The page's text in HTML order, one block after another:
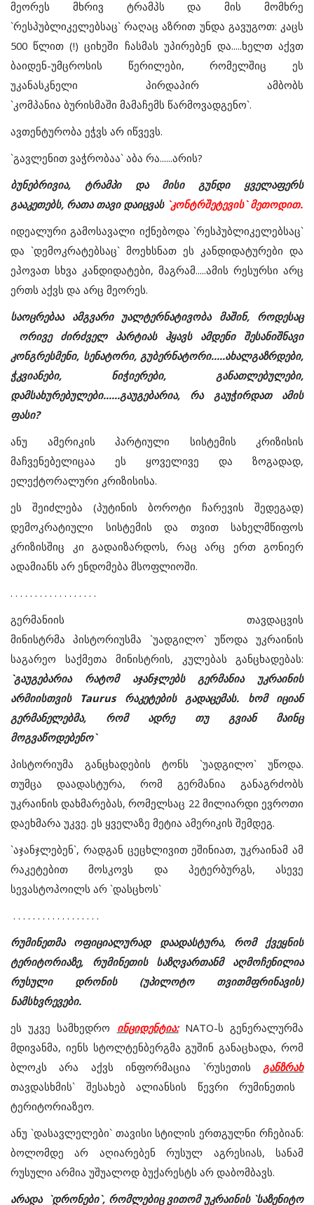
მეორეს მხრივ ტრამპს და მის მომხრე
`რესპუბლიკელებსაც` რაღაც აზრით უნდა გავუგოთ: კაცს
500 წლით (!) ციხეში ჩასმას უპირებენ და.....ხელთ აქვთ
ბაიდენ-უმცროსის წერილები, რომელშიც ეს
უკანასკნელი პირდაპირ ამბობს
`კომპანია ბურისმაში მამაჩემს წარმოვადგენო`.
ავთენტურობა ეჭვს არ იწვევს.
`გავლენით ვაჭრობაა` აბა რა......არის?
ბუნებრივია, ტრამპი და მისი გუნდი ყველაფერს
გააკეთებს, რათა თავი დაიცვას `კონტრშეტევის` მეთოდით.
იდეალური გამოსავალი იქნებოდა `რესპუბლიკელებსაც`
და `დემოკრატებსაც` მოეხსნათ ეს კანდიდატურები და
ეპოვათ სხვა კანდიდატები, მაგრამ.....ამის რესურსი არც
ერთს აქვს და არც მეორეს.
საოცრებაა ამგვარი უალტერნატივობა მაშინ, როდესაც
ორივე ძირძველ პარტიას ჰყავს ამდენი შესანიშნავი
კონგრესმენი, სენატორი, გუბერნატორი.....ახალგაზრდები,
ჭკვიანები, ნიჭიერები, განათლებულები,
დამსახურებულები......გაუგებარია, რა გაუჭირდათ ამის
ფასი?
ანუ ამერიკის პარტიული სისტემის კრიზისის
მაჩვენებელიცაა ეს ყოველივე და ზოგადად,
ელექტორალური კრიზისისა.
ეს შეიძლება (პუტინის ბოროტი ჩარევის შედეგად)
დემოკრატიული სისტემის და თვით სახელმწიფოს
კრიზისშიც კი გადაიზარდოს, რაც არც ერთ გონიერ
ადამიანს არ ენდომება მსოფლიოში.
. . . . . . . . . . . . . . . . . .
გერმანიის თავდაცვის
მინისტრმა პისტორიუსმა `უადგილო` უწოდა უკრაინის
საგარეო საქმეთა მინისტრის, კულებას განცხადებას:
`გაუგებარია რატომ აჯანჯლებს გერმანია უკრაინის
არმიისთვის Taurus რაკეტების გადაცემას. ხომ იციან
გერმანელებმა, რომ ადრე თუ გვიან მაინც
მოგვაწოდებენო`
პისტორიუმა განცხადების ტონს `უადგილო` უწოდა.
თუმცა დაადასტურა, რომ გერმანია განაგრძობს
უკრაინის დახმარებას, რომელსაც 22 მილიარდი ევროთი
დაეხმარა უკვე. ეს ყველაზე მეტია ამერიკის შემდეგ.
`აჯანჯლებენ`, რადგან ცეცხლივით ეშინიათ, უკრაინამ ამ
რაკეტებით მოსკოვს და პეტერბურგს, ასევე
სევასტოპოილს არ `დასცხოს`
. . . . . . . . . . . . . . . . . .
რუმინეთმა ოფიციალურად დაადასტურა, რომ ქვეყნის
ტერიტორიაზე, რუმინეთის საზღვართანმ აღმოჩენილია
რუსული დრონის (უპილოტო თვითმფრინავის)
ნამსხვრევები.
ეს უკვე სამხედრო ინციდენტია:NATO-ს გენერალურმა
მდივანმა, იენს სტოლტენბერგმა გუშინ განაცხადა, რომ
ბლოკს არა აქვს ინფორმაცია `რუსეთის განზრახ
თავდასხმის` შესახებ ალიანსის წევრი რუმინეთის
ტერიტორიაზეო.
ანუ `დასავლელები` თავისი სტილის ერთგულნი რჩებიან:
ბოლომდე არ აღიარებენ რუსულ აგრესიას, სანამ
რუსული არმია უშუალოდ ბუქარესტს არ დაბომბავს.
არადა `დრონები`, რომლებიც ვითომ უკრაინის `საზენიტო